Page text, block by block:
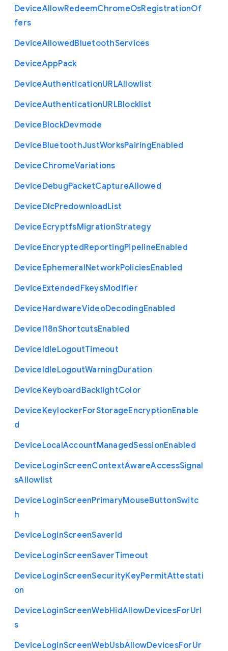
DeviceAllowRedeemChromeOsRegistrationOf
fers
DeviceAllowedBluetoothServices
DeviceAppPack
DeviceAuthenticationURLAllowlist
DeviceAuthenticationURLBlocklist
DeviceBlockDevmode
DeviceBluetoothJustWorksPairingEnabled
DeviceChromeVariations
DeviceDebugPacketCaptureAllowed
DeviceDlcPredownloadList
DeviceEcryptfsMigrationStrategy
DeviceEncryptedReportingPipelineEnabled
DeviceEphemeralNetworkPoliciesEnabled
DeviceExtendedFkeysModifier
DeviceHardwareVideoDecodingEnabled
DeviceI18nShortcutsEnabled
DeviceIdleLogoutTimeout
DeviceIdleLogoutWarningDuration
DeviceKeyboardBacklightColor
DeviceKeylockerForStorageEncryptionEnable
d
DeviceLocalAccountManagedSessionEnabled
DeviceLoginScreenContextAwareAccessSignal
sAllowlist
DeviceLoginScreenPrimaryMouseButtonSwitc
h
DeviceLoginScreenSaverId
DeviceLoginScreenSaverTimeout
DeviceLoginScreenSecurityKeyPermitAttestati
on
DeviceLoginScreenWebHidAllowDevicesForUrl
s
DeviceLoginScreenWebUsbAllowDevicesForUr